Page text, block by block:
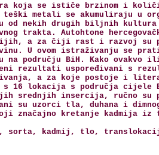
koja se ističe brzinom i
teški metali se akumuliraju u
od nekih drugih biljnih
trakta. Autohtone
a za čiji rast i razvoj su
U ovom istraživanju se
na području BiH. Kako
rezultati uspoređivani s
a za koje postoje i
16 lokacija s područja cijele
srednjih insercija, ručno su
su uzorci tla, duhana i
značajno kretanje kadmija iz
sorta, kadmij, tlo,